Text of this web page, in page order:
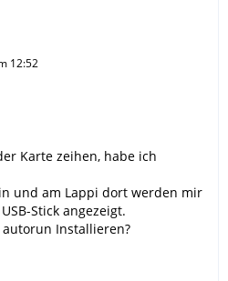
12:52
Karte zeihen, habe ich
und am Lappi dort werden mir
Stick angezeigt.
Installieren?